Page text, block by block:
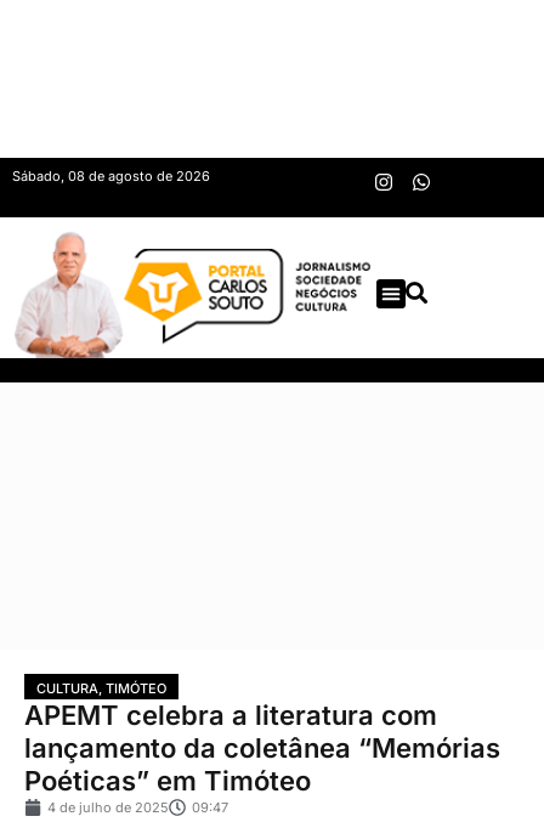
Sábado, 08 de agosto de 2026
CULTURA, TIMÓTEO
APEMT celebra a literatura com
lançamento da coletânea “Memórias
Poéticas” em Timóteo
4 de julho de 2025 09:47